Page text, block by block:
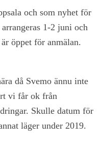
och som nyhet för
1-2 juni och
öppet för anmälan.
då Svemo ännu inte
vi får ok från
Skulle datum för
läger under 2019.